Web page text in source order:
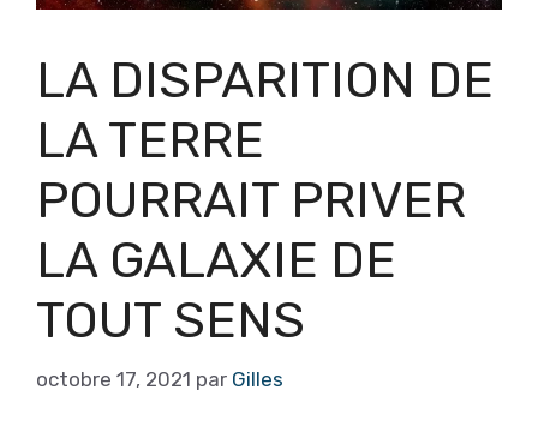
LA DISPARITION DE
LA TERRE
POURRAIT PRIVER
LA GALAXIE DE
TOUT SENS
octobre 17, 2021 par Gilles